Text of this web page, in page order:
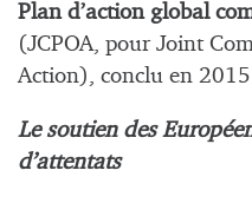
Plan d’action global
(JCPOA, pour Joint
Action), conclu en
Le soutien des
d’attentats